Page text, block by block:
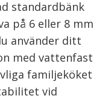
standardbänk
på 6 eller 8 mm
använder ditt
med vattenfast
familjeköket
vid